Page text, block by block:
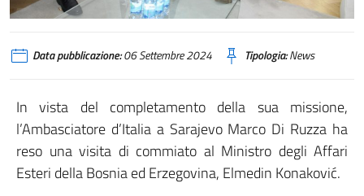
Data pubblicazione:06 Settembre 2024 Tipologia:News
In vista del completamento della sua missione,
l’Ambasciatore d’Italia a Sarajevo Marco Di Ruzza ha
reso una visita di commiato al Ministro degli Affari
Esteri della Bosnia ed Erzegovina, Elmedin Konaković.